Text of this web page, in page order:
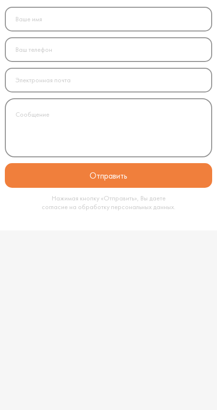
Нажимая кнопку «Отправить», Вы даете
согласие на обработку персональных данных